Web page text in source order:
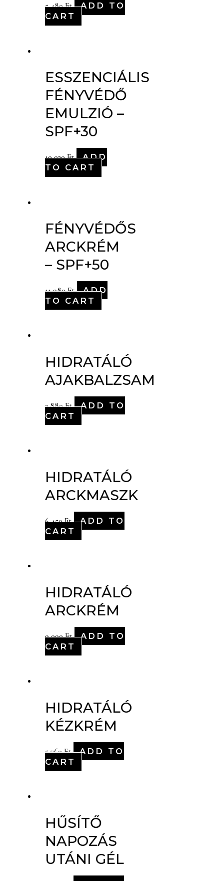
5,480Ft
ADD TO
CART
ESSZENCIÁLIS
FÉNYVÉDŐ
EMULZIÓ –
SPF+30
10,020Ft
ADD
TO CART
FÉNYVÉDŐS
ARCKRÉM
– SPF+50
11,980Ft
ADD
TO CART
HIDRATÁLÓ
AJAKBALZSAM
2,880Ft
ADD TO
CART
HIDRATÁLÓ
ARCKMASZK
6,450Ft
ADD TO
CART
HIDRATÁLÓ
ARCKRÉM
9,090Ft
ADD TO
CART
HIDRATÁLÓ
KÉZKRÉM
5,760Ft
ADD TO
CART
HŰSÍTŐ
NAPOZÁS
UTÁNI GÉL